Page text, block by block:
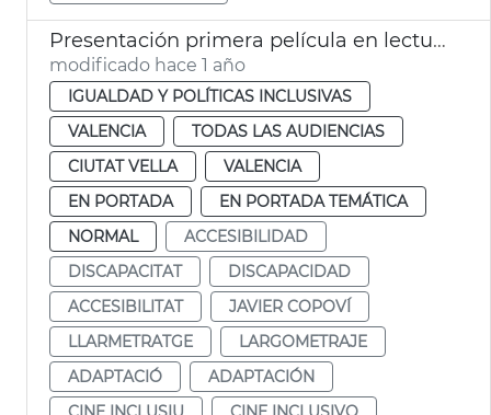
Presentación primera película en lectura fácil en España
modificado hace 1 año
IGUALDAD Y POLÍTICAS INCLUSIVAS
VALENCIA
TODAS LAS AUDIENCIAS
CIUTAT VELLA
VALENCIA
EN PORTADA
EN PORTADA TEMÁTICA
NORMAL
ACCESIBILIDAD
DISCAPACITAT
DISCAPACIDAD
ACCESIBILITAT
JAVIER COPOVÍ
LLARMETRATGE
LARGOMETRAJE
ADAPTACIÓ
ADAPTACIÓN